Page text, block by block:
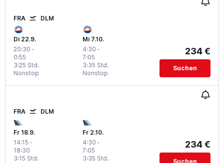
FRA DLM
Di 22.9.
20:30 -
0:55
Nonstop
3:25 Std.
Mi 7.10.
4:30 -
7:05
Nonstop
3:35 Std.
234 €
Suchen
FRA DLM
Fr 18.9.
14:15 -
18:30
3:15 Std.
Fr 2.10.
4:30 -
7:05
3:35 Std.
234 €
Suchen